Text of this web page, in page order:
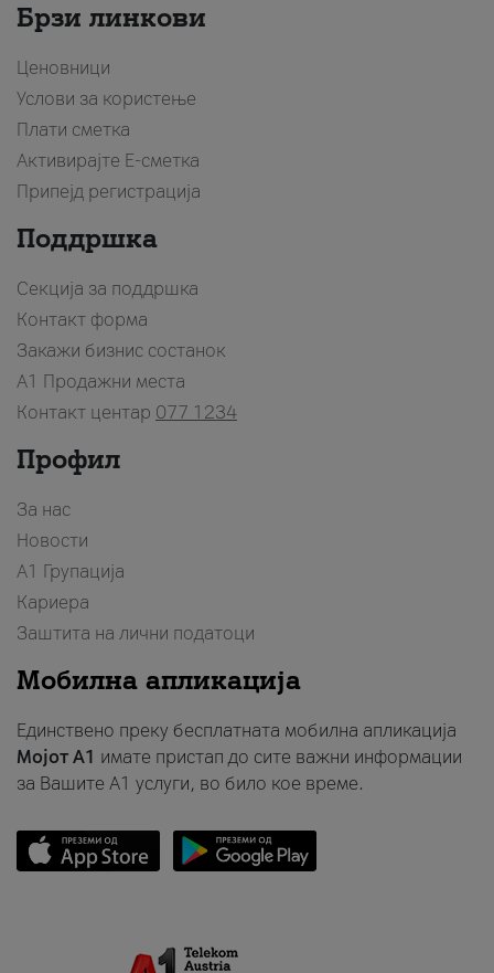
Брзи линкови
Ценовници
Услови за користење
Плати сметка
Активирајте Е-сметка
Припејд регистрација
Поддршка
Секција за поддршка
Контакт форма
Закажи бизнис состанок
A1 Продажни места
Контакт центар 077 1234
Профил
За нас
Новости
А1 Групација
Кариера
Заштита на лични податоци
Мобилна апликација
Единствено преку бесплатната мобилна апликација
Мојот A1 имате пристап до сите важни информации
за Вашите A1 услуги, во било кое време.